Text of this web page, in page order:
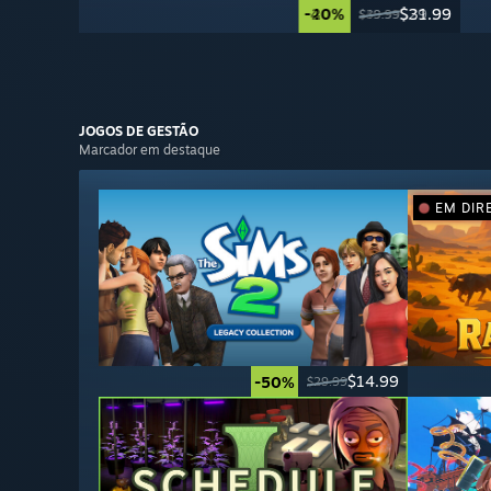
-20% $39.99$31.99
-40% $49.99$29.99
JOGOS DE GESTÃO
Marcador em destaque
-50% $29.99$14.99
EM